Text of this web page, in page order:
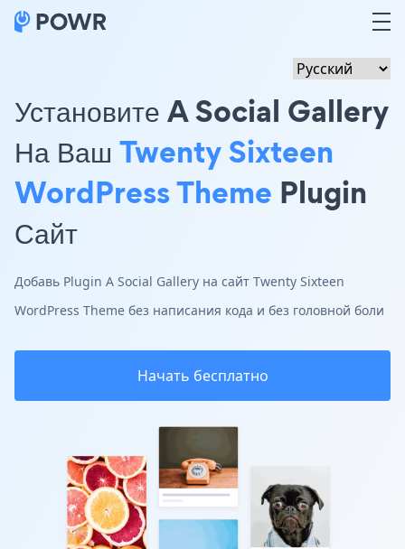
Установите A Social Gallery
На Ваш Twenty Sixteen
WordPress Theme Plugin
Сайт
Добавь Plugin A Social Gallery на сайт Twenty Sixteen
WordPress Theme без написания кода и без головной боли
Начать бесплатно